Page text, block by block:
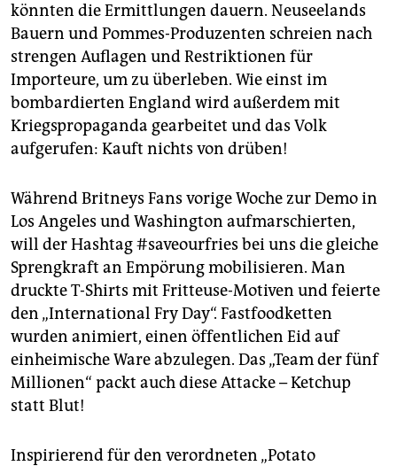
könnten die Ermittlungen dauern. Neuseelands
Bauern und Pommes-Produzenten schreien nach
strengen Auflagen und Restriktionen für
Importeure, um zu überleben. Wie einst im
bombardierten England wird außerdem mit
Kriegspropaganda gearbeitet und das Volk
aufgerufen: Kauft nichts von drüben!
Während Britneys Fans vorige Woche zur Demo in
Los Angeles und Washington aufmarschierten,
will der Hashtag #saveourfries bei uns die gleiche
Sprengkraft an Empörung mobilisieren. Man
druckte T-Shirts mit Fritteuse-Motiven und feierte
den „International Fry Day“. Fastfoodketten
wurden animiert, einen öffentlichen Eid auf
einheimische Ware abzulegen. Das „Team der fünf
Millionen“ packt auch diese Attacke – Ketchup
statt Blut!
Inspirierend für den verordneten „Potato